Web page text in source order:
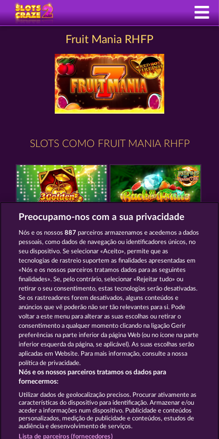
Fruit Mania RHFP
SLOTS COMO FRUIT MANIA RHFP
3 GOLDEN CHERRIES BACK TO THE FRUITS ROAR
EXPLODIAC RHFP 5 EMBER WILDS
Termos e Condições
Declaração de Privacidade Marca
Empresa Perguntas frequentes Facebook
Enviar pedido de rescisão
Preocupamo-nos com a sua privacidade
Nós e os nossos887 parceiros armazenamos e acedemos a dados
pessoais, como dados de navegação ou identificadores únicos, no
seu dispositivo. Se selecionar «Aceito», permite que as
tecnologias de rastreio suportem as finalidades apresentadas em
«Nós e os nossos parceiros tratamos dados para as seguintes
finalidades». Se, pelo contrário, selecionar «Rejeitar tudo» ou
retirar o seu consentimento, estas tecnologias serão desativadas.
Se os rastreadores forem desativados, alguns conteúdos e
anúncios que vê poderão não ser tão relevantes para si. Pode
voltar a este menu para alterar as suas escolhas ou retirar o
consentimento a qualquer momento clicando na ligação Gerir
preferências na parte inferior da página Web (ou no ícone na parte
inferior esquerda da página, se aplicável). As suas escolhas serão
aplicadas em Website. Para mais informação, consulte a nossa
política de privacidade.
Nós e os nossos parceiros tratamos os dados para
fornecermos:
Utilizar dados de geolocalização precisos. Procurar ativamente as
características do dispositivo para identificação. Armazenar e/ou
aceder a informações num dispositivo. Publicidade e conteúdos
personalizados, medição de publicidade e conteúdos, estudos de
audiência e desenvolvimento de serviços.
Lista de parceiros (fornecedores)